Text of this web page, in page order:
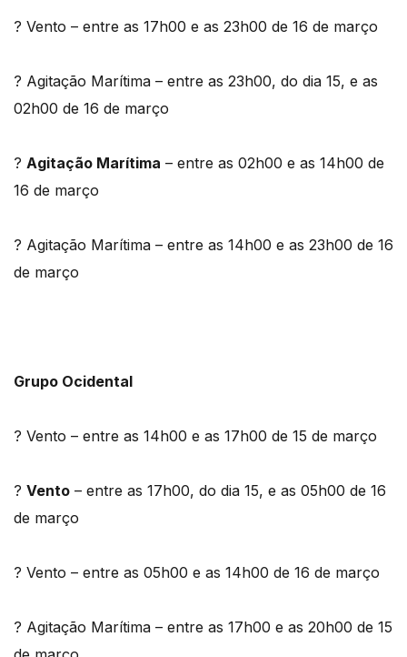
? Vento – entre as 17h00 e as 23h00 de 16 de março
? Agitação Marítima – entre as 23h00, do dia 15, e as
02h00 de 16 de março
? Agitação Marítima – entre as 02h00 e as 14h00 de
16 de março
? Agitação Marítima – entre as 14h00 e as 23h00 de 16
de março
Grupo Ocidental
? Vento – entre as 14h00 e as 17h00 de 15 de março
? Vento – entre as 17h00, do dia 15, e as 05h00 de 16
de março
? Vento – entre as 05h00 e as 14h00 de 16 de março
? Agitação Marítima – entre as 17h00 e as 20h00 de 15